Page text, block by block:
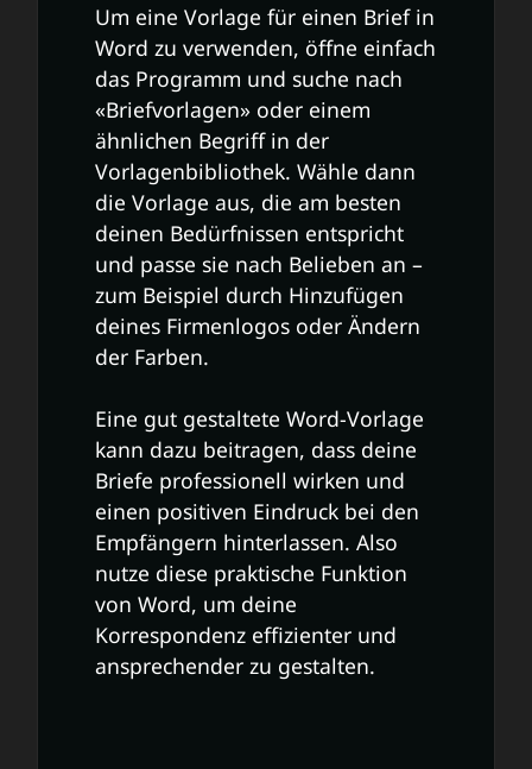
Um eine Vorlage für einen Brief in
Word zu verwenden, öffne einfach
das Programm und suche nach
«Briefvorlagen» oder einem
ähnlichen Begriff in der
Vorlagenbibliothek. Wähle dann
die Vorlage aus, die am besten
deinen Bedürfnissen entspricht
und passe sie nach Belieben an –
zum Beispiel durch Hinzufügen
deines Firmenlogos oder Ändern
der Farben.
Eine gut gestaltete Word-Vorlage
kann dazu beitragen, dass deine
Briefe professionell wirken und
einen positiven Eindruck bei den
Empfängern hinterlassen. Also
nutze diese praktische Funktion
von Word, um deine
Korrespondenz effizienter und
ansprechender zu gestalten.